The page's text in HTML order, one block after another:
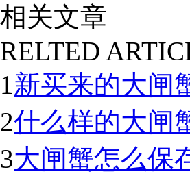
相关文章
RELTED
1新买来的大闸
2什么样的大闸
3大闸蟹怎么保